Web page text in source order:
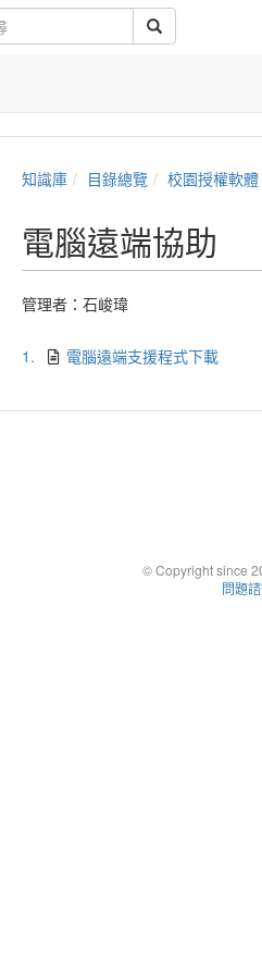
知識庫 目錄總覽 校園授權軟體
電腦遠端協助
管理者： 石峻瑋
1. 電腦遠端支援程式下載
© Copyright since
問題